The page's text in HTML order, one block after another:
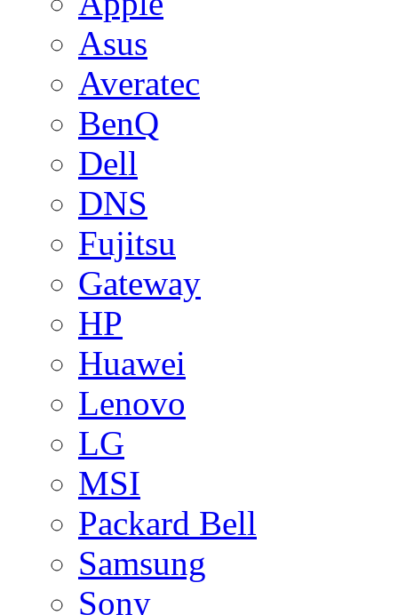
Asus
Averatec
BenQ
Dell
DNS
Fujitsu
Gateway
HP
Huawei
Lenovo
LG
MSI
Packard Bell
Samsung
Sony